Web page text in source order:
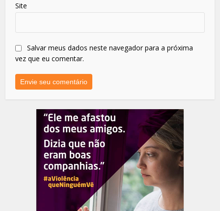
Site
Salvar meus dados neste navegador para a próxima
vez que eu comentar.